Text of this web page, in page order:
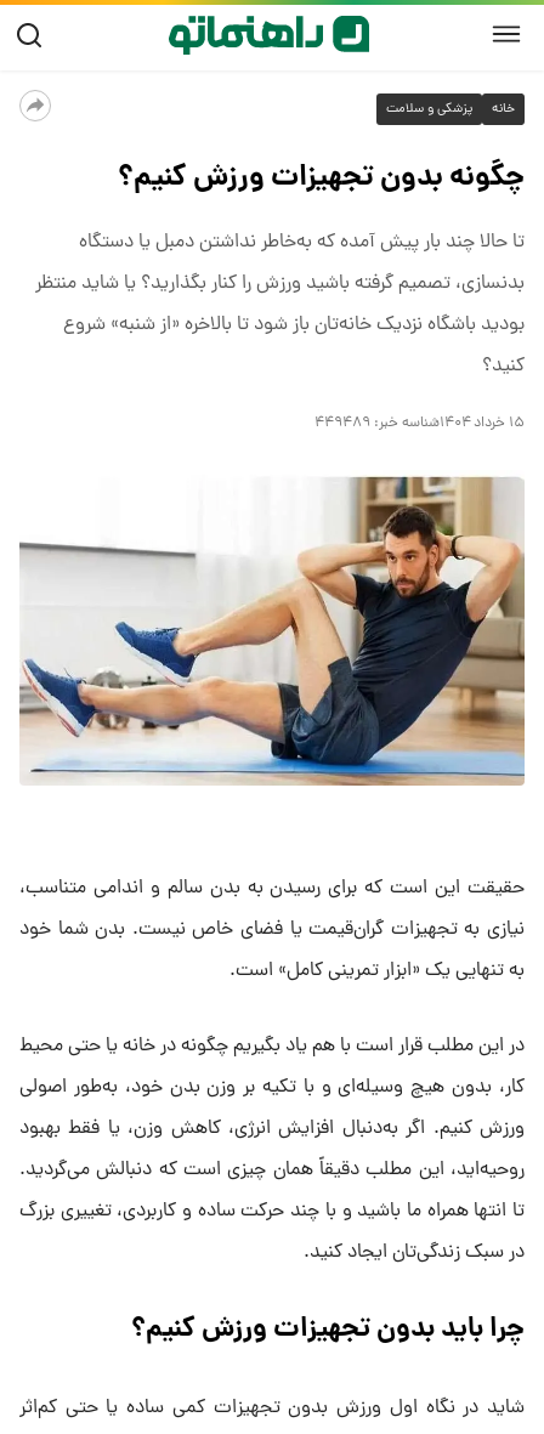
خانه پزشکی و سلامت
چگونه بدون تجهیزات ورزش کنیم؟
تا حالا چند بار پیش آمده که به‌خاطر نداشتن دمبل یا دستگاه
بدنسازی، تصمیم گرفته باشید ورزش را کنار بگذارید؟ یا شاید منتظر
بودید باشگاه نزدیک خانه‌تان باز شود تا بالاخره «از شنبه» شروع
کنید؟
۱۵ خرداد ۱۴۰۴ شناسه خبر: ۴۴۹۴۸۹
حقیقت این است که برای رسیدن به بدن سالم و اندامی متناسب،
نیازی به تجهیزات گران‌قیمت یا فضای خاص نیست. بدن شما خود
به تنهایی یک «ابزار تمرینی کامل» است.
در این مطلب قرار است با هم یاد بگیریم چگونه در خانه یا حتی محیط
کار، بدون هیچ وسیله‌ای و با تکیه بر وزن بدن خود، به‌طور اصولی
ورزش کنیم. اگر به‌دنبال افزایش انرژی، کاهش وزن، یا فقط بهبود
روحیه‌اید، این مطلب دقیقاً همان چیزی‌ است که دنبالش می‌گردید.
تا انتها همراه ما باشید و با چند حرکت ساده و کاربردی، تغییری بزرگ
در سبک زندگی‌تان ایجاد کنید.
چرا باید بدون تجهیزات ورزش کنیم؟
شاید در نگاه اول ورزش بدون تجهیزات کمی ساده یا حتی کم‌اثر